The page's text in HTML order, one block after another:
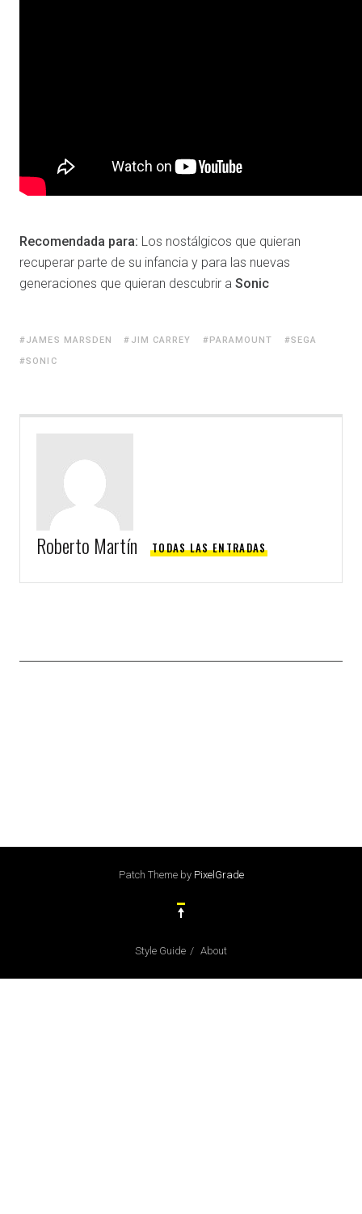
Recomendada para: Los nostálgicos que quieran
recuperar parte de su infancia y para las nuevas
generaciones que quieran descubrir a Sonic
JAMES MARSDEN JIM CARREY PARAMOUNT
SEGA
SONIC
Roberto Martín TODAS LAS ENTRADAS
Patch Theme by PixelGrade
Style Guide About